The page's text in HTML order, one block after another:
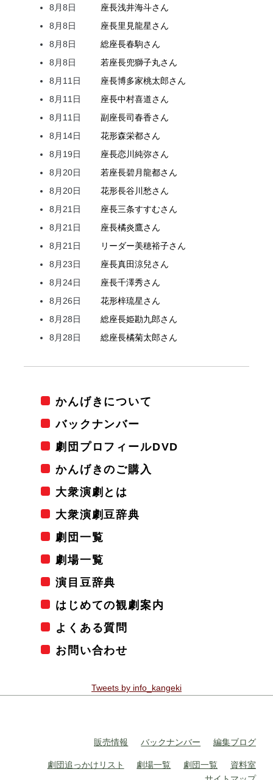
8月8日
座長浅井海斗さん
8月8日
座長里見龍星さん
8月8日
総座長春駒さん
8月8日
若座長兜獅子丸さん
8月11日
座長博多家桃太郎さん
8月11日
座長中村喜道さん
8月11日
副座長司春香さん
8月14日
花形森栄都さん
8月19日
座長恋川純弥さん
8月20日
若座長碧月龍都さん
8月20日
花形長谷川愁さん
8月21日
座長三条すすむさん
8月21日
座長橘炎鷹さん
8月21日
リーダー美穂裕子さん
8月23日
座長真田涼兒さん
8月24日
座長千澤秀さん
8月26日
花形梓琉星さん
8月28日
総座長姫勘九郎さん
8月28日
総座長橘菊太郎さん
かんげきについて
バックナンバー
劇団プロフィールDVD
かんげきのご購入
大衆演劇とは
大衆演劇豆辞典
劇団一覧
劇場一覧
演目豆辞典
はじめての観劇案内
よくある質問
お問い合わせ
Tweets by info_kangeki
販売情報 バックナンバー 編集ブログ
劇団追っかけリスト 劇場一覧 劇団一覧
資料室